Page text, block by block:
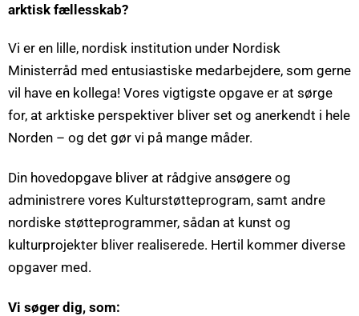
arktisk fællesskab?
Vi er en lille, nordisk institution under Nordisk
Ministerråd med entusiastiske medarbejdere, som gerne
vil have en kollega! Vores vigtigste opgave er at sørge
for, at arktiske perspektiver bliver set og anerkendt i hele
Norden – og det gør vi på mange måder.
Din hovedopgave bliver at rådgive ansøgere og
administrere vores Kulturstøtteprogram, samt andre
nordiske støtteprogrammer, sådan at kunst og
kulturprojekter bliver realiserede. Hertil kommer diverse
opgaver med.
Vi søger dig, som: